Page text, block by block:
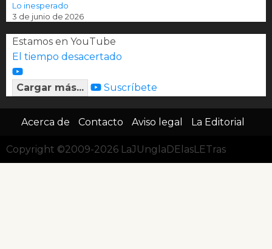
Lo inesperado
3 de junio de 2026
Estamos en YouTube
El tiempo desacertado
Cargar más... Suscríbete
Acerca de Contacto Aviso legal La Editorial
Copyright ©2009-2026 LaJUnglaDElasLETras